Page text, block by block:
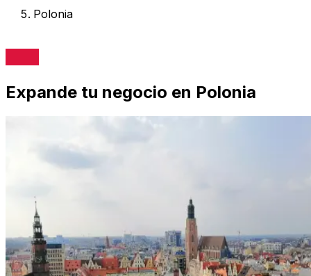
Polonia
Expande tu negocio en Polonia